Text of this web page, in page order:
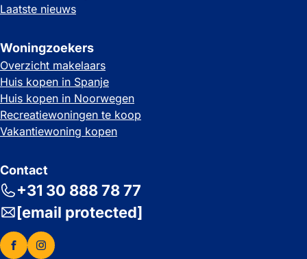
Laatste nieuws
Woningzoekers
Overzicht makelaars
Huis kopen in Spanje
Huis kopen in Noorwegen
Recreatiewoningen te koop
Vakantiewoning kopen
Contact
+31 30 888 78 77
[email protected]